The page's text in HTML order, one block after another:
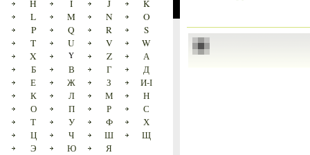
H
I J
K
L
M N
O
P
Q R
S
T
U V
W
X
Y Z
А
Б
В Г
Д
Е
Ж З
И-І
К
Л М
Н
О
П Р
С
Т
У Ф
Х
Ц
Ч Ш
Щ
Э
Ю Я